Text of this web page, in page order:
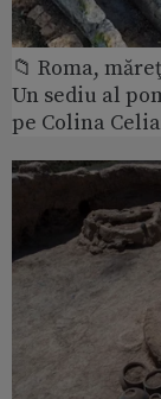
📁 Roma,
Un sediu al
pe Colina